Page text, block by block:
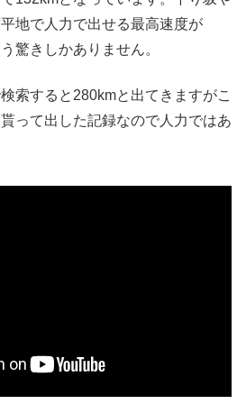
地で人力で出せる最高速度が
驚きしかありません。
索すると280kmと出てきますがこ
って出した記録なので人力ではあ